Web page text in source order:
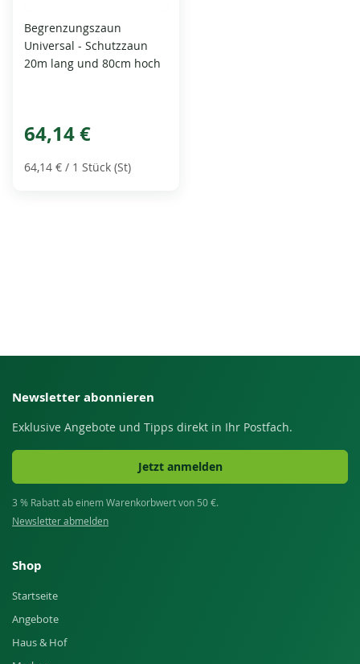
Begrenzungszaun
Universal - Schutzzaun
20m lang und 80cm hoch
64,14 €
64,14 € / 1 Stück (St)
Newsletter abonnieren
Exklusive Angebote und Tipps direkt in Ihr Postfach.
Jetzt anmelden
3 % Rabatt ab einem Warenkorbwert von 50 €.
Newsletter abmelden
Shop
Startseite
Angebote
Haus & Hof